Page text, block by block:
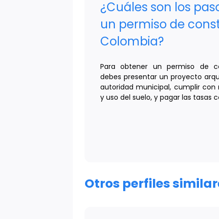
¿Cuáles son los
un permiso de
Colombia?
Para obtener un permiso de
debes presentar un proyecto
autoridad municipal, cumplir
y uso del suelo, y pagar las tasas
Otros perfiles